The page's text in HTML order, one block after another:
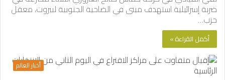
ضربة إسرائيلية استهدف مبنى في الضاحية الجنوبية لبيروت، معقل
حزب…
أكمل القراءة »
أخبار العالم